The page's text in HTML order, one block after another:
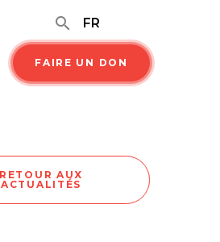
search FR
FAIRE UN DON
RETOUR AUX
ACTUALITÉS